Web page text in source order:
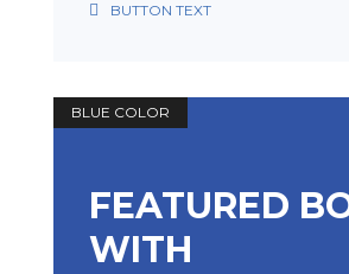
BUTTON TEXT
BLUE COLOR
FEATURED
WITH